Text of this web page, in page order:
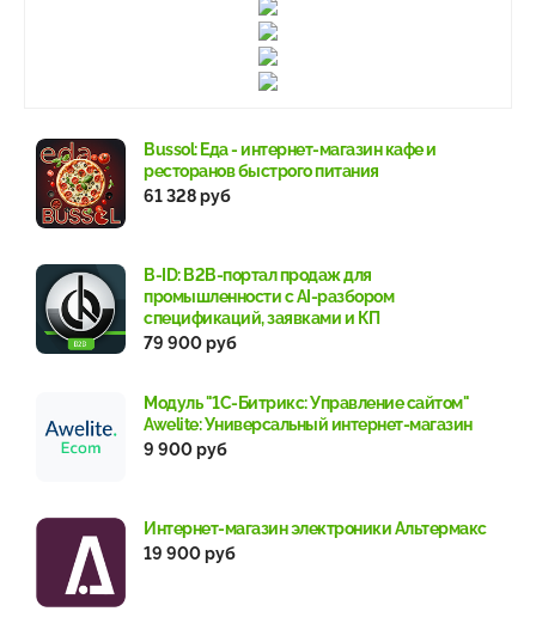
Bussol: Еда - интернет-магазин кафе и
ресторанов быстрого питания
61 328 руб
B-ID: B2B-портал продаж для
промышленности с AI-разбором
спецификаций, заявками и КП
79 900 руб
Модуль "1С-Битрикс: Управление сайтом"
Awelite: Универсальный интернет-магазин
9 900 руб
Интернет-магазин электроники Альтермакс
19 900 руб